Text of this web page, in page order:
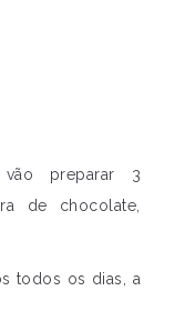
vão preparar 3
de chocolate,
todos os dias, a